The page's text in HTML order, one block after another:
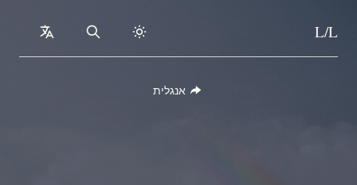
Skip to content
L/L
Search
אנגלית